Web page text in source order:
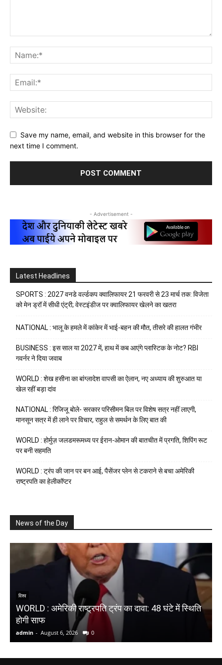
Save my name, email, and website in this browser for the
next time I comment.
- Advertisement -
Latest Headlines
SPORTS : 2027 वनडे वर्ल्डकप क्वालिफायर 21 फरवरी से 23 मार्च तक: विजेता
को मेन ड्रॉ में सीधी एंट्री; वेस्टइंडीज पर क्वालिफायर खेलने का खतरा
NATIONAL : भालू के हमले में कांकेर में भाई-बहन की मौत, तीसरे की हालत गंभीर
BUSINESS : इस साल या 2027 में, हाथ में कब आएंगे प्लास्टिक के नोट? RBI
गवर्नर ने दिया जवाब
WORLD : शेख हसीना का बांग्लादेश वापसी का ऐलान, नए अध्याय की शुरुआत या
खेल रहीं बड़ा दांव
NATIONAL : रिजिजू बोले- सरकार परिसीमन बिल पर विशेष सत्र नहीं लाएगी,
मानसून सत्र में ही लाने पर विचार, राहुल से समर्थन के लिए बात की
WORLD : होर्मुज़ जलडमरूमध्य पर ईरान-ओमान की बातचीत में प्रगति, शिपिंग रूट
पर बनी सहमति
WORLD : ट्रंप की जान पर बन आई, पैसेंजर प्लेन से टकराने से बचा अमेरिकी
राष्ट्रपति का हेलीकॉप्टर
News of the Day
विश्व
WORLD : अमेरिकी राष्ट्रपति ट्रंप का दावा: 48 घंटे में स्थिति
होगी साफ
admin - August 6, 2026 0